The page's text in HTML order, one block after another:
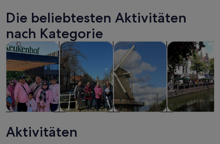
Die beliebtesten Aktivitäten
nach Kategorie
Tagesausflüge
Touren und Tagesausflüge Wird in einem neuen Tab
individuelle
Touren
Private & individuelle TourenWird in einem
Geschichte & KulturWird in
Abenteuer &
Aktivitäten